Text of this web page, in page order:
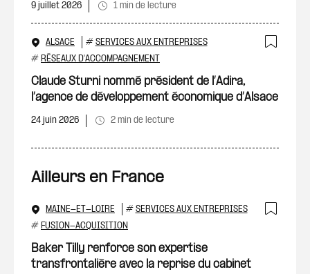
9 juillet 2026 1 min de lecture
ALSACE # SERVICES AUX ENTREPRISES
# RÉSEAUX D'ACCOMPAGNEMENT
Claude Sturni nommé président de l’Adira,
l’agence de développement économique d’Alsace
24 juin 2026 2 min de lecture
Ailleurs en France
MAINE-ET-LOIRE # SERVICES AUX ENTREPRISES
# FUSION-ACQUISITION
Baker Tilly renforce son expertise
transfrontalière avec la reprise du cabinet